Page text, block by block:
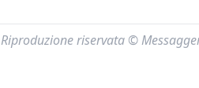
Riproduzione riservata ©